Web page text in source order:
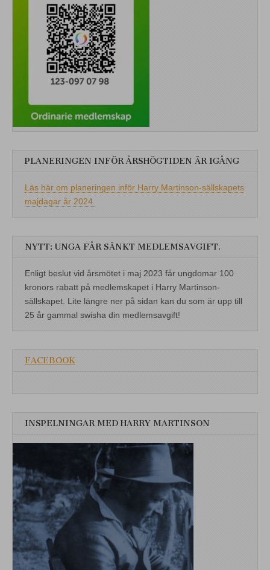
PLANERINGEN INFÖR ÅRSHÖGTIDEN ÄR IGÅNG
Läs här om planeringen inför Harry Martinson-sällskapets
majdagar år 2024.
NYTT: UNGA FÅR SÄNKT MEDLEMSAVGIFT.
Enligt beslut vid årsmötet i maj 2023 får ungdomar 100
kronors rabatt på medlemskapet i Harry Martinson-
sällskapet. Lite längre ner på sidan kan du som är upp till
25 år gammal swisha din medlemsavgift!
FACEBOOK
INSPELNINGAR MED HARRY MARTINSON